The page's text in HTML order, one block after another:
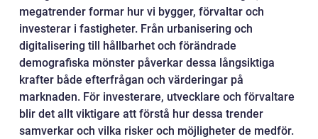
megatrender formar hur vi bygger, förvaltar och
investerar i fastigheter. Från urbanisering och
digitalisering till hållbarhet och förändrade
demografiska mönster påverkar dessa långsiktiga
krafter både efterfrågan och värderingar på
marknaden. För investerare, utvecklare och förvaltare
blir det allt viktigare att förstå hur dessa trender
samverkar och vilka risker och möjligheter de medför.